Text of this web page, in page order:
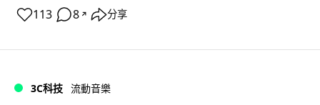
113 8 ↗ 分享
3C科技 流動音樂